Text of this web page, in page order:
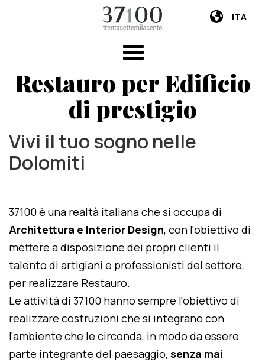
ITA
Restauro per Edificio
di prestigio
Vivi il tuo sogno nelle
Dolomiti
37100 è una realtà italiana che si occupa di
Architettura e Interior Design, con l'obiettivo di
mettere a disposizione dei propri clienti il
talento di artigiani e professionisti del settore,
per realizzare Restauro.
Le attività di 37100 hanno sempre l'obiettivo di
realizzare costruzioni che si integrano con
l'ambiente che le circonda, in modo da essere
parte integrante del paesaggio, senza mai